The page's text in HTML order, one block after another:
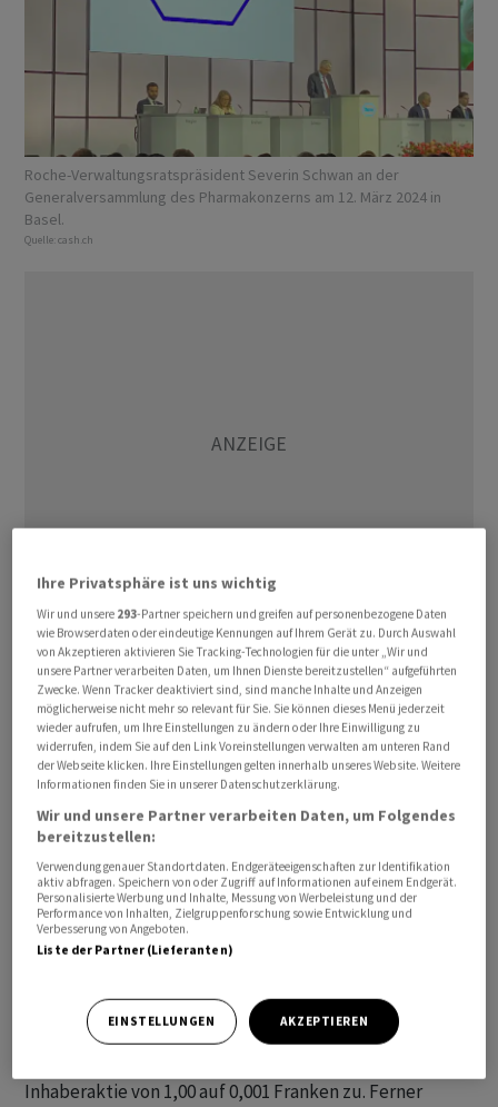
Roche-Verwaltungsratspräsident Severin Schwan an der
Generalversammlung des Pharmakonzerns am 12. März 2024 in
Basel.
Quelle: cash.ch
So hiessen die Anteilseigner unter anderem die auf 9,80
Franken erhöhte Dividende pro Inhaber-Aktie und
Genussschein gut. Es handelt sich um die 39.
Dividendenerhöhung in Folge, betonte Roche in einem
Communiqué. Zudem wurde Severin Schwan als
Verwaltungsratspräsident wiedergewählt, gleiches gilt
für alle anderen zur Wahl stehenden Mitglieder des
Verwaltungsrates. Mit mehr als 95 Prozent Zustimmung
genehmigten die Aktionäre ferner die maximale
Gesamtsumme der künftigen Vergütungen des
Verwaltungsrates und der Konzernleitung.
teilweisen Änderung der Statuten genehmigt. So
stimmten sie einer Herabsetzung des Aktienkapitals
Inhaberaktie von 1,00 auf 0,001 Franken zu. Ferner
Ihre Privatsphäre ist uns wichtig
Wir und unsere 293-Partner speichern und greifen auf personenbezogene Daten
wie Browserdaten oder eindeutige Kennungen auf Ihrem Gerät zu. Durch Auswahl
von Akzeptieren aktivieren Sie Tracking-Technologien für die unter „Wir und
unsere Partner verarbeiten Daten, um Ihnen Dienste bereitzustellen“ aufgeführten
Zwecke. Wenn Tracker deaktiviert sind, sind manche Inhalte und Anzeigen
möglicherweise nicht mehr so relevant für Sie. Sie können dieses Menü jederzeit
wieder aufrufen, um Ihre Einstellungen zu ändern oder Ihre Einwilligung zu
widerrufen, indem Sie auf den Link Voreinstellungen verwalten am unteren Rand
der Webseite klicken. Ihre Einstellungen gelten innerhalb unseres Website. Weitere
Informationen finden Sie in unserer Datenschutzerklärung.
Wir und unsere Partner verarbeiten Daten, um Folgendes
bereitzustellen:
Verwendung genauer Standortdaten. Endgeräteeigenschaften zur Identifikation
aktiv abfragen. Speichern von oder Zugriff auf Informationen auf einem Endgerät.
Personalisierte Werbung und Inhalte, Messung von Werbeleistung und der
Performance von Inhalten, Zielgruppenforschung sowie Entwicklung und
Verbesserung von Angeboten.
Liste der Partner (Lieferanten)
EINSTELLUNGEN AKZEPTIEREN